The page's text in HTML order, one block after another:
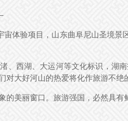
宙体验项目，山东曲阜尼山圣
、西湖、大运河等文化标识，湖
大好河山的热爱将化作旅游不绝
的美丽窗口。旅游强国，必然具